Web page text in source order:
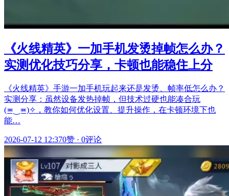
《火线精英》一加手机发烫掉帧怎么办？
实测优化技巧分享，卡顿也能稳住上分
《火线精英》手游一加手机玩起来还是发烫、帧率低怎么办？
实测分享：虽然设备发热掉帧，但技术过硬也能凑合玩
(≖‿≖)✧，教你如何优化设置、提升操作，在卡顿环境下也
能…
2026-07-12 12:370赞 · 0评论